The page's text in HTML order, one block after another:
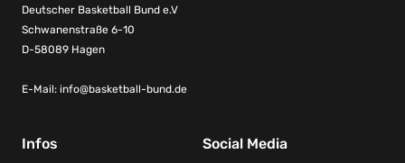
Deutscher Basketball Bund e.V
Schwanenstraße 6-10
D-58089 Hagen
E-Mail: info@basketball-bund.de
Infos Social Media